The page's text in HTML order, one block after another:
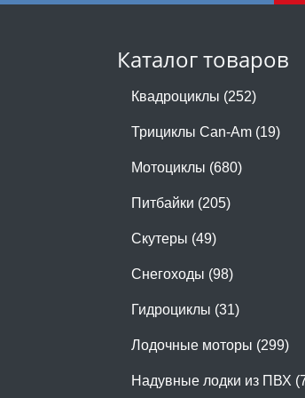
Каталог товаров
Квадроциклы (252)
Трициклы Can-Am (19)
Мотоциклы (680)
Питбайки (205)
Скутеры (49)
Снегоходы (98)
Гидроциклы (31)
Лодочные моторы (299)
Надувные лодки из ПВХ